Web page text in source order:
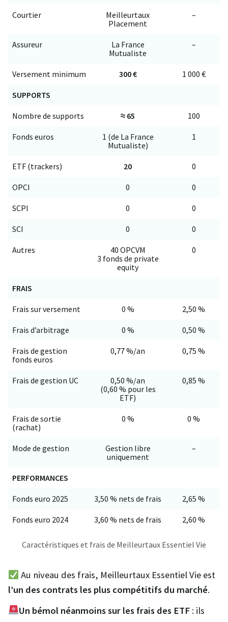
Courtier
Meilleurtaux
Placement
–
Assureur
La France
Mutualiste
–
Versement minimum 300 € 1 000 €
SUPPORTS
Nombre de supports ≈ 65 100
Fonds euros
1 (de La France
Mutualiste)
1
ETF (trackers) 20 0
OPCI 0 0
SCPI 0 0
SCI 0 0
Autres
40 OPCVM
3 fonds de private
equity
0
FRAIS
Frais sur versement 0 % 2,50 %
Frais d’arbitrage 0 % 0,50 %
Frais de gestion
fonds euros
0,77 %/an 0,75 %
Frais de gestion UC
0,50 %/an
(0,60 % pour les
ETF)
0,85 %
Frais de sortie
(rachat)
0 % 0 %
Mode de gestion
Gestion libre
uniquement
–
PERFORMANCES
Fonds euro 2025 3,50 % nets de frais 2,65 %
Fonds euro 2024 3,60 % nets de frais 2,60 %
Caractéristiques et frais de Meilleurtaux Essentiel Vie
Au niveau des frais, Meilleurtaux Essentiel Vie est
l’un des contrats les plus compétitifs du marché.
Un bémol néanmoins sur les frais des ETF : ils